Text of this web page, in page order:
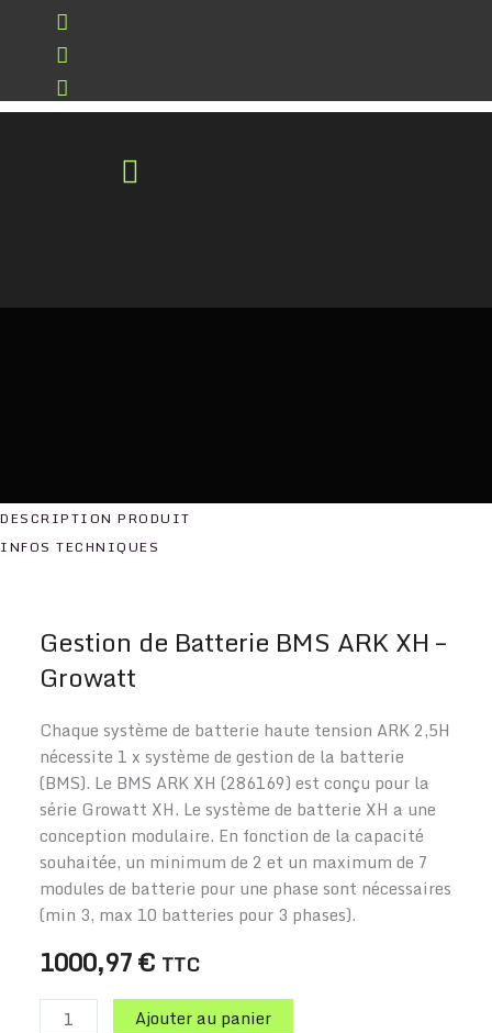
DESCRIPTION PRODUIT
INFOS TECHNIQUES
Gestion de Batterie BMS ARK XH –
Growatt
Chaque système de batterie haute tension ARK 2,5H
nécessite 1 x système de gestion de la batterie
(BMS). Le BMS ARK XH (286169) est conçu pour la
série Growatt XH. Le système de batterie XH a une
conception modulaire. En fonction de la capacité
souhaitée, un minimum de 2 et un maximum de 7
modules de batterie pour une phase sont nécessaires
(min 3, max 10 batteries pour 3 phases).
1000,97€ TTC
quantité
de
BMS
ARK
-
Growatt
Ajouter au panier